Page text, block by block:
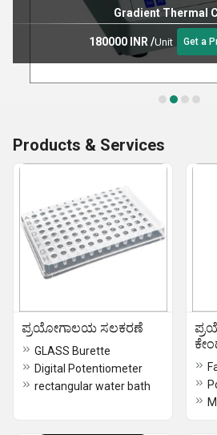
Gradient Thermal
180000 INR /Unit Get a
Products & Services
ಪ್ರಯೋಗಾಲಯ ಸಲಕರಣೆ
GLASS Burette
Digital Potentiometer
rectangular water bath